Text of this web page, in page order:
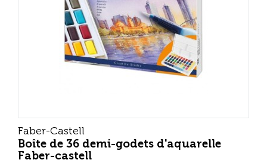
Faber-Castell
Boîte de 36 demi-godets d'aquarelle
Faber-castell